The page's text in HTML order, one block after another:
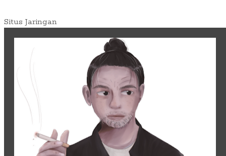
Situs Jaringan